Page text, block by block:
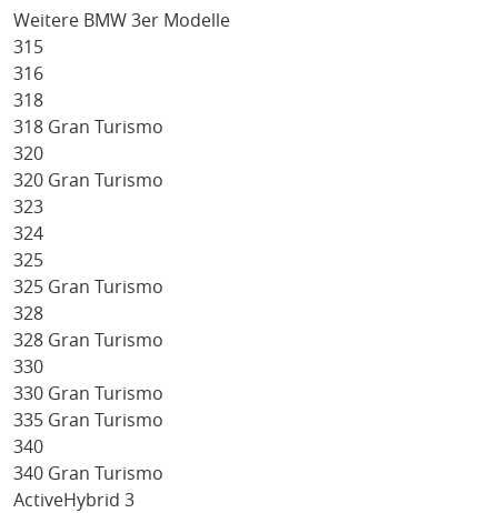
Weitere BMW 3er Modelle
315
316
318
318 Gran Turismo
320
320 Gran Turismo
323
324
325
325 Gran Turismo
328
328 Gran Turismo
330
330 Gran Turismo
335 Gran Turismo
340
340 Gran Turismo
ActiveHybrid 3